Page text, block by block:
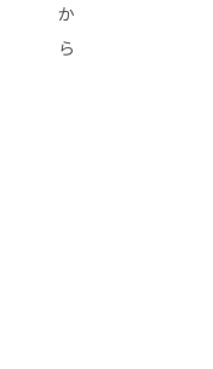
か
ら